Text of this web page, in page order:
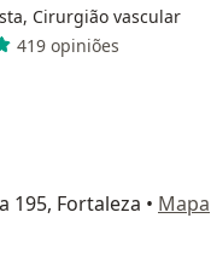
Cirurgião vascular
419 opiniões
195, Fortaleza • Mapa